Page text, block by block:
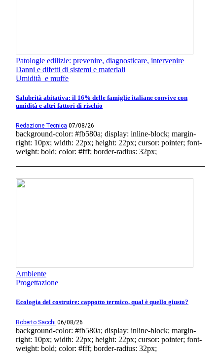
Patologie edilizie: prevenire, diagnosticare, intervenire
Danni e difetti di sistemi e materiali
Umidità e muffe
Salubrità abitativa: il 16% delle famiglie italiane convive con
umidità e altri fattori di rischio
Redazione Tecnica 07/08/26
background-color: #fb580a; display: inline-block; margin-
right: 10px; width: 22px; height: 22px; cursor: pointer; font-
weight: bold; color: #fff; border-radius: 32px;
Ambiente
Progettazione
Ecologia del costruire: cappotto termico, qual è quello giusto?
Roberto Sacchi 06/08/26
background-color: #fb580a; display: inline-block; margin-
right: 10px; width: 22px; height: 22px; cursor: pointer; font-
weight: bold; color: #fff; border-radius: 32px;